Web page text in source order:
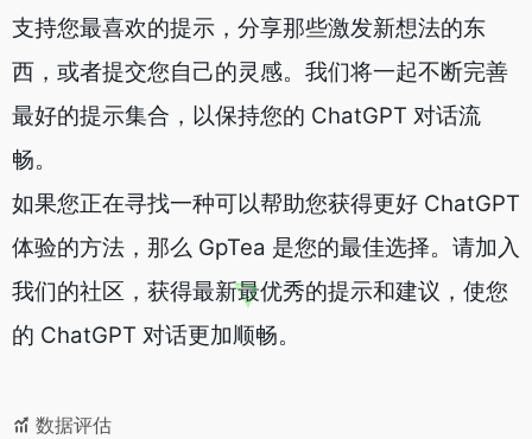
支持您最喜欢的提示，分享那些激发新想法的东
西，或者提交您自己的灵感。我们将一起不断完善
最好的提示集合，以保持您的 ChatGPT 对话流
畅。
如果您正在寻找一种可以帮助您获得更好 ChatGPT
体验的方法，那么 GpTea 是您的最佳选择。请加入
我们的社区，获得最新最优秀的提示和建议，使您
的 ChatGPT 对话更加顺畅。
数据评估